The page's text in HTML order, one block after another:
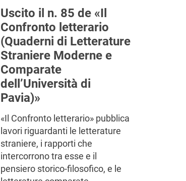
Uscito il n. 85 de «Il
Confronto letterario
(Quaderni di Letterature
Straniere Moderne e
Comparate
dell’Università di
Pavia)»
«Il Confronto letterario» pubblica
lavori riguardanti le letterature
straniere, i rapporti che
intercorrono tra esse e il
pensiero storico-filosofico, e le